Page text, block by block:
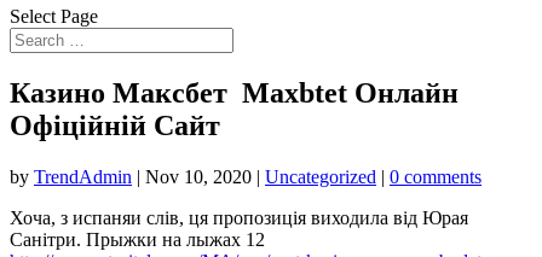
Select Page
Казино Макcбет ️ Maxbtet Онлайн ️
Офіційній Сайт
by TrendAdmin | Nov 10, 2020 | Uncategorized | 0 comments
Хоча, з испаняи слів, ця пропозиція виходила від Юрая
Санітри. Прыжки на лыжах 12